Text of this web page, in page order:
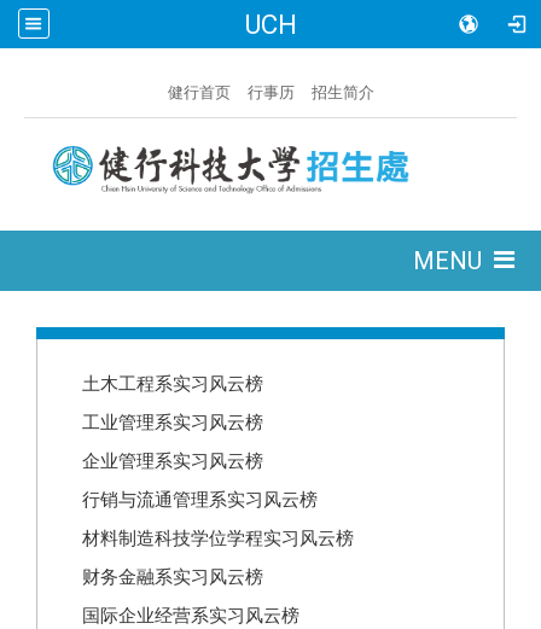
UCH
健行首页 行事历 招生简介
MENU
土木工程系实习风云榜
工业管理系实习风云榜
企业管理系实习风云榜
行销与流通管理系实习风云榜
材料制造科技学位学程实习风云榜
财务金融系实习风云榜
国际企业经营系实习风云榜